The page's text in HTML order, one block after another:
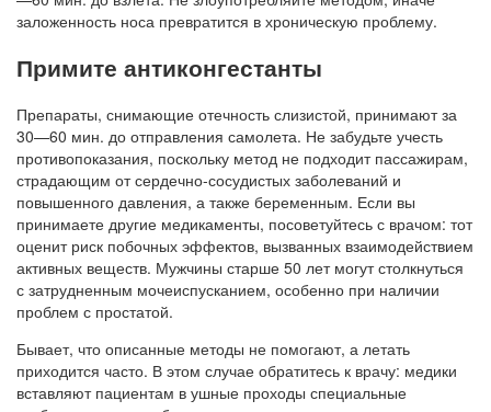
заложенность носа превратится в хроническую проблему.
Примите антиконгестанты
Препараты, снимающие отечность слизистой, принимают за
30—60 мин. до отправления самолета. Не забудьте учесть
противопоказания, поскольку метод не подходит пассажирам,
страдающим от сердечно-сосудистых заболеваний и
повышенного давления, а также беременным. Если вы
принимаете другие медикаменты, посоветуйтесь с врачом: тот
оценит риск побочных эффектов, вызванных взаимодействием
активных веществ. Мужчины старше 50 лет могут столкнуться
с затрудненным мочеиспусканием, особенно при наличии
проблем с простатой.
Бывает, что описанные методы не помогают, а летать
приходится часто. В этом случае обратитесь к врачу: медики
вставляют пациентам в ушные проходы специальные